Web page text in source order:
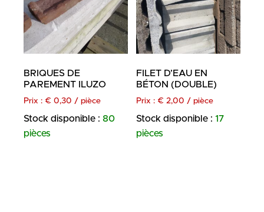
BRIQUES DE
PAREMENT ILUZO
Prix : € 0,30 / pièce
Stock disponible : 80
pièces
FILET D’EAU EN
BÉTON (DOUBLE)
Prix : € 2,00 / pièce
Stock disponible : 17
pièces